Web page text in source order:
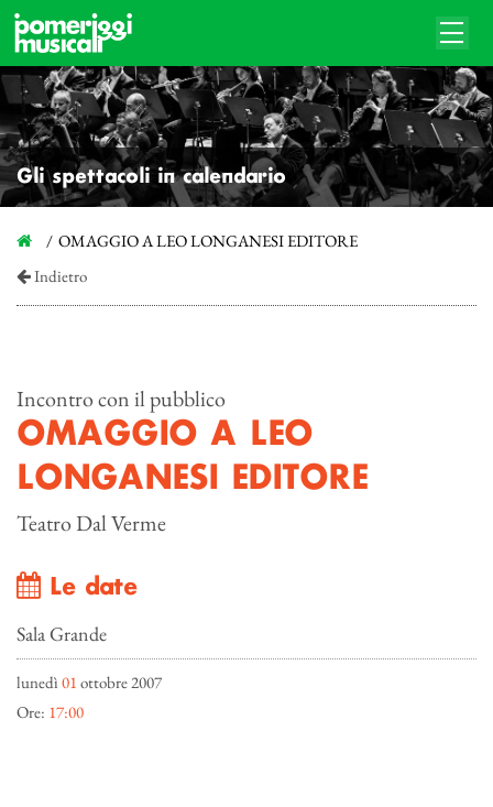
Gli spettacoli in calendario
OMAGGIO A LEO LONGANESI EDITORE
Indietro
Incontro con il pubblico
OMAGGIO A LEO
LONGANESI EDITORE
Teatro Dal Verme
Le date
Sala Grande
lunedì 01 ottobre 2007
Ore: 17:00